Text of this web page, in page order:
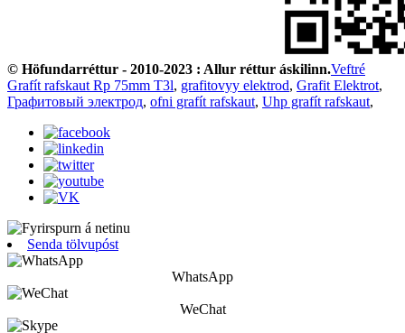
© Höfundarréttur - 2010-2023 : Allur réttur áskilinn.Veftré
Grafít rafskaut Rp 75mm T3l, grafitovyy elektrod, Grafit Elektrot,
Графитовый электрод, ofni grafít rafskaut, Uhp grafít rafskaut,
Senda tölvupóst
WhatsApp
WeChat